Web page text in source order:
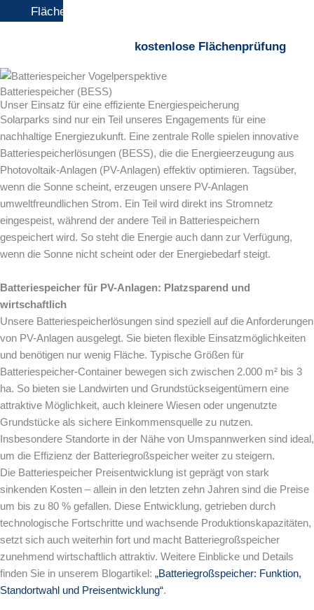
Flächenprüfung
kostenlose Flächenprüfung
Batteriespeicher (BESS)
Unser Einsatz für eine effiziente Energiespeicherung
Solarparks sind nur ein Teil unseres Engagements für eine
nachhaltige Energiezukunft. Eine zentrale Rolle spielen innovative
Batteriespeicherlösungen (BESS), die die Energieerzeugung aus
Photovoltaik-Anlagen (PV-Anlagen) effektiv optimieren. Tagsüber,
wenn die Sonne scheint, erzeugen unsere PV-Anlagen
umweltfreundlichen Strom. Ein Teil wird direkt ins Stromnetz
eingespeist, während der andere Teil in Batteriespeichern
gespeichert wird. So steht die Energie auch dann zur Verfügung,
wenn die Sonne nicht scheint oder der Energiebedarf steigt.
Batteriespeicher für PV-Anlagen: Platzsparend und
wirtschaftlich
Unsere Batteriespeicherlösungen sind speziell auf die Anforderungen
von PV-Anlagen ausgelegt. Sie bieten flexible Einsatzmöglichkeiten
und benötigen nur wenig Fläche. Typische Größen für
Batteriespeicher-Container bewegen sich zwischen 2.000 m² bis 3
ha. So bieten sie Landwirten und Grundstückseigentümern eine
attraktive Möglichkeit, auch kleinere Wiesen oder ungenutzte
Grundstücke als sichere Einkommensquelle zu nutzen.
Insbesondere Standorte in der Nähe von Umspannwerken sind ideal,
um die Effizienz der Batteriegroßspeicher weiter zu steigern.
Die Batteriespeicher Preisentwicklung ist geprägt von stark
sinkenden Kosten – allein in den letzten zehn Jahren sind die Preise
um bis zu 80 % gefallen. Diese Entwicklung, getrieben durch
technologische Fortschritte und wachsende Produktionskapazitäten,
setzt sich auch weiterhin fort und macht Batteriegroßspeicher
zunehmend wirtschaftlich attraktiv. Weitere Einblicke und Details
finden Sie in unserem Blogartikel: „Batteriegroßspeicher: Funktion,
Standortwahl und Preisentwicklung“.